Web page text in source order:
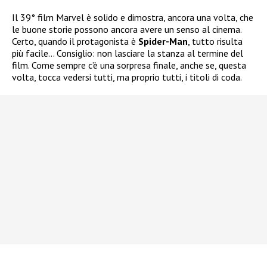
Il 39° film Marvel è solido e dimostra, ancora una volta, che
le buone storie possono ancora avere un senso al cinema.
Certo, quando il protagonista è Spider-Man , tutto risulta
più facile… Consiglio: non lasciare la stanza al termine del
film. Come sempre c’è una sorpresa finale, anche se, questa
volta, tocca vedersi tutti, ma proprio tutti, i titoli di coda.